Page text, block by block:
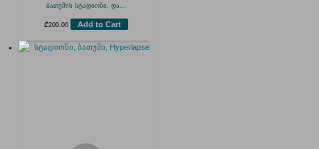
ბათუმის სტადიონი, და...
₾200.00 Add to Cart